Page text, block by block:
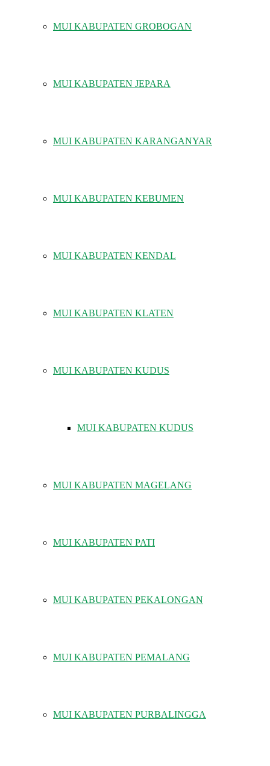
MUI KABUPATEN GROBOGAN
MUI KABUPATEN JEPARA
MUI KABUPATEN KARANGANYAR
MUI KABUPATEN KEBUMEN
MUI KABUPATEN KENDAL
MUI KABUPATEN KLATEN
MUI KABUPATEN KUDUS
MUI KABUPATEN KUDUS
MUI KABUPATEN MAGELANG
MUI KABUPATEN PATI
MUI KABUPATEN PEKALONGAN
MUI KABUPATEN PEMALANG
MUI KABUPATEN PURBALINGGA